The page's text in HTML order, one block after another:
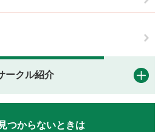
ークル紹介
見つからないときは